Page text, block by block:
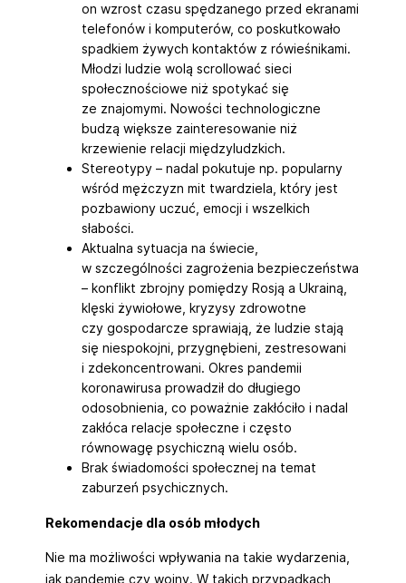
on wzrost czasu spędzanego przed ekranami
telefonów i komputerów, co poskutkowało
spadkiem żywych kontaktów z rówieśnikami.
Młodzi ludzie wolą scrollować sieci
społecznościowe niż spotykać się
ze znajomymi. Nowości technologiczne
budzą większe zainteresowanie niż
krzewienie relacji międzyludzkich.
Stereotypy – nadal pokutuje np. popularny
wśród mężczyzn mit twardziela, który jest
pozbawiony uczuć, emocji i wszelkich
słabości.
Aktualna sytuacja na świecie,
w szczególności zagrożenia bezpieczeństwa
– konflikt zbrojny pomiędzy Rosją a Ukrainą,
klęski żywiołowe, kryzysy zdrowotne
czy gospodarcze sprawiają, że ludzie stają
się niespokojni, przygnębieni, zestresowani
i zdekoncentrowani. Okres pandemii
koronawirusa prowadził do długiego
odosobnienia, co poważnie zakłóciło i nadal
zakłóca relacje społeczne i często
równowagę psychiczną wielu osób.
Brak świadomości społecznej na temat
zaburzeń psychicznych.
Rekomendacje dla osób młodych
Nie ma możliwości wpływania na takie wydarzenia,
jak pandemie czy wojny. W takich przypadkach